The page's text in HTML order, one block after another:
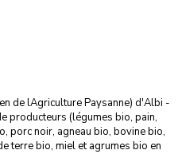
de lAgriculture Paysanne) d'Albi -
producteurs (légumes bio, pain,
porc noir, agneau bio, bovine bio,
terre bio, miel et agrumes bio en